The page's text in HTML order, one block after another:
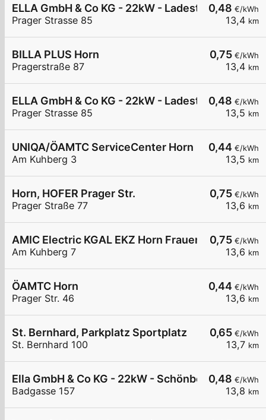
0,48 €/kWh
13,4 km
ELLA GmbH & Co KG - 22kW - Ladestation Horn
Prager Strasse 85
0,75 €/kWh
13,4 km
BILLA PLUS Horn
Pragerstraße 87
0,48 €/kWh
13,5 km
ELLA GmbH & Co KG - 22kW - Ladestation Horn
Prager Strasse 85
0,44 €/kWh
13,5 km
UNIQA/ÖAMTC ServiceCenter Horn
Am Kuhberg 3
0,75 €/kWh
13,6 km
Horn, HOFER Prager Str.
Prager Straße 77
0,75 €/kWh
13,6 km
AMIC Electric KGAL EKZ Horn Frauenhofen Am
Am Kuhberg 7
0,44 €/kWh
13,6 km
ÖAMTC Horn
Prager Str. 46
0,65 €/kWh
13,7 km
St. Bernhard, Parkplatz Sportplatz
St. Bernhard 100
0,48 €/kWh
13,8 km
Ella GmbH & Co KG - 22kW - Schönberg am
Badgasse 157